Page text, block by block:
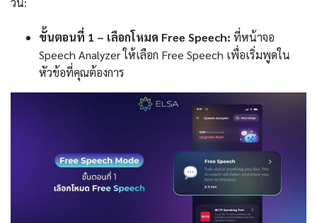
ขั้นตอนที่ 1 – เลือกโหมด Free Speech: ที่หน้าจอ
Speech Analyzer ให้เลือก Free Speech เพื่อเริ่มพูดใน
หัวข้อที่คุณต้องการ